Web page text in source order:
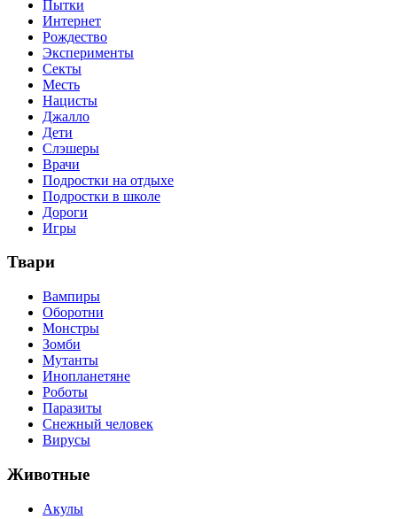
Пытки
Интернет
Рождество
Эксперименты
Секты
Месть
Нацисты
Джалло
Дети
Слэшеры
Врачи
Подростки на отдыхе
Подростки в школе
Дороги
Игры
Твари
Вампиры
Оборотни
Монстры
Зомби
Мутанты
Инопланетяне
Роботы
Паразиты
Снежный человек
Вирусы
Животные
Акулы